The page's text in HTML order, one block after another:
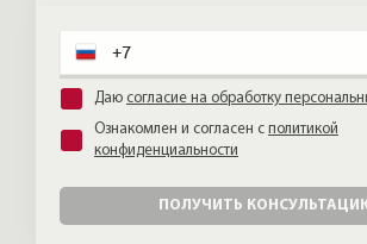
Даю согласие на обработку
Ознакомлен и согласен с политикой
конфиденциальности
ПОЛУЧИТЬ